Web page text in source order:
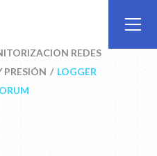
REDES
PRESIÓN
LOGGER